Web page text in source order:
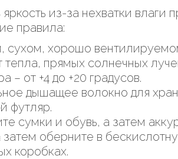
из-за нехватки влаги
правила:
сухом, хорошо
прямых солнечных
– от +4 до +20 градусов.
дышащее волокно для
футляр.
сумки и обувь, а затем
оберните в
коробках.